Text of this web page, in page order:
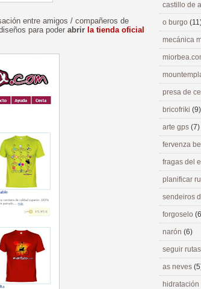
entre amigos / compañeros de
para poder abrir la tienda oficial
castillo de
o burgo
mecánica
presa de
bricofriki (9)
arte gps (7)
fervenza
fragas del
planificar
sendeiros
forgoselo
narón (6)
seguir
as neves
hidratación